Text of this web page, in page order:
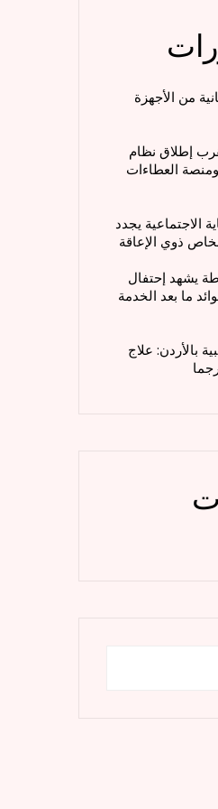
من الأجهزة
إطلاق نظام
ومنصة العطاءات
الاجتماعية يجدد
ذوي الإعاقة
يشهد إحتفال
ما بعد الخدمة
بالأردن: علاج